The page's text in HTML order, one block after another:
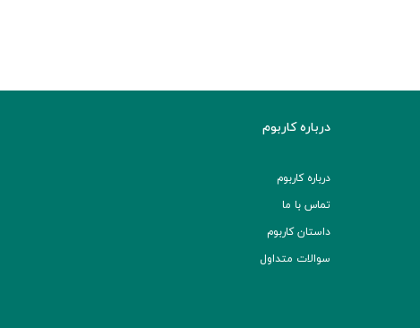
درباره کاربوم
درباره کاربوم
تماس با ما
داستان کاربوم
سوالات متداول